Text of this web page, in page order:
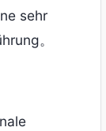
sehr
。